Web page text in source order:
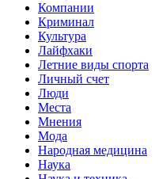
Компании
Криминал
Культура
Лайфхаки
Летние виды спорта
Личный счет
Люди
Места
Мнения
Мода
Народная медицина
Наука